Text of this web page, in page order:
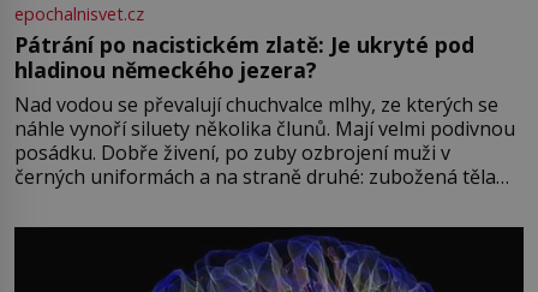
epochalnisvet.cz
Pátrání po nacistickém zlatě: Je ukryté pod
hladinou německého jezera?
Nad vodou se převalují chuchvalce mlhy, ze kterých se
náhle vynoří siluety několika člunů. Mají velmi podivnou
posádku. Dobře živení, po zuby ozbrojení muži v
černých uniformách a na straně druhé: zubožená těla
přízračná scéna znamená? Je jaro roku 1945, druhá
světová válka se chýlí ke konci. Jezero Stolpsee